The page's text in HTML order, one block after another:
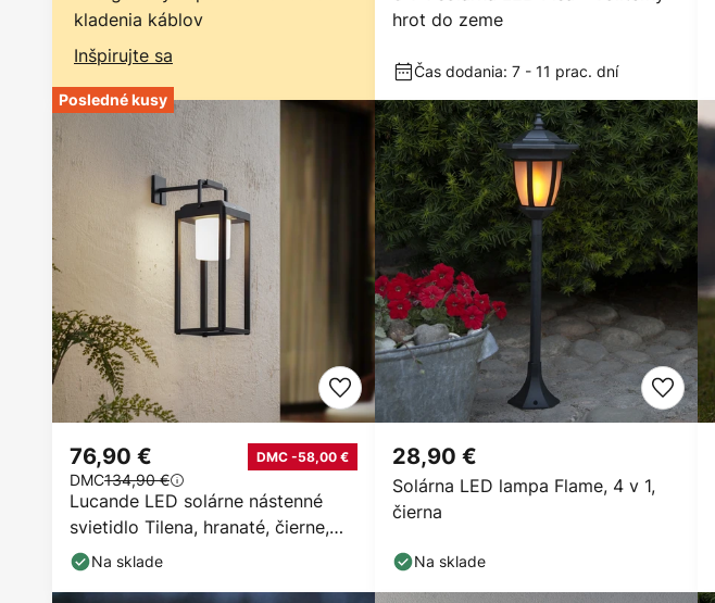
kladenia káblov
Inšpirujte sa
hrot do zeme
Čas dodania: 7 - 11 prac. dní
Posledné kusy
Lucande LED solárne nástenné
svietidlo Tilena, hranaté, čierne,
hliník
76,90 € DMC -58,00 €
DMC134,90 €
Na sklade
Solárna LED lampa Flame, 4 v 1,
čierna
28,90 €
Na sklade